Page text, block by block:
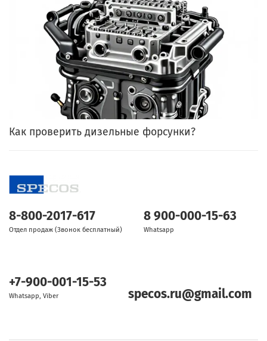
Как проверить дизельные форсунки?
8-800-2017-617
Отдел продаж (Звонок бесплатный)
8 900-000-15-63
Whatsapp
+7-900-001-15-53
Whatsapp, Viber specos.ru@gmail.com